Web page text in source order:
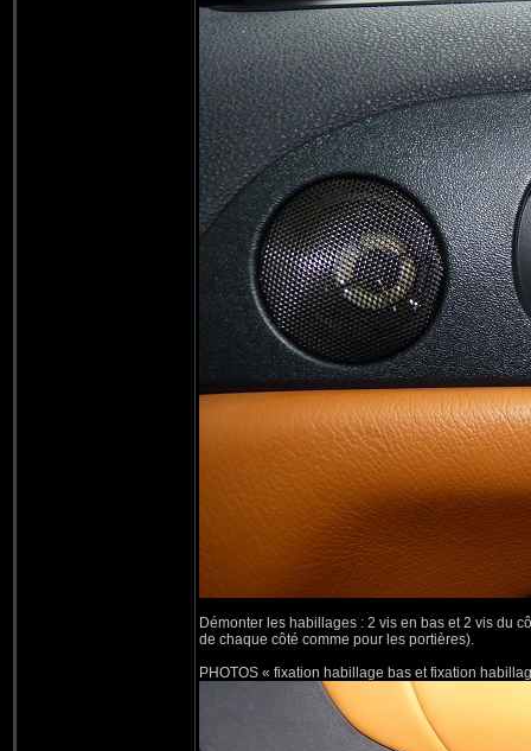
Démonter les habillages : 2 vis en bas et 2 vis du
de chaque côté comme pour les portières).
PHOTOS « fixation habillage bas et fixation